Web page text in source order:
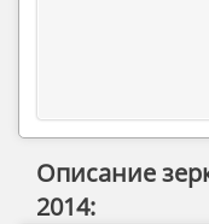
Описание
2014: